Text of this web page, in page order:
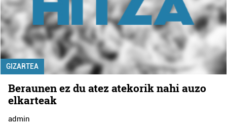
GIZARTEA
Beraunen ez du atez atekorik nahi auzo
elkarteak
admin